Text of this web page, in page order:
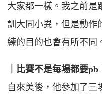
大家都一樣。我之前是
訓大同小異，但是動作
練的目的也會有所不同
｜比賽不是每場都要pb｜
自來美後，他參加了三